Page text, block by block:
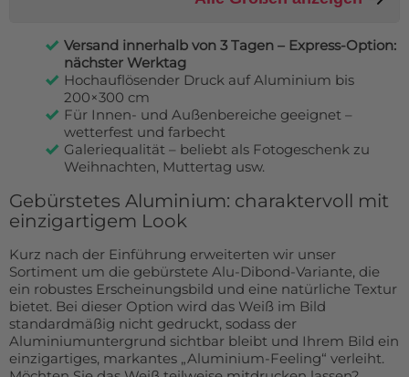
Versand innerhalb von 3 Tagen – Express-Option:
nächster Werktag
Hochauflösender Druck auf Aluminium bis
200×300 cm
Für Innen- und Außenbereiche geeignet –
wetterfest und farbecht
Galeriequalität – beliebt als Fotogeschenk zu
Weihnachten, Muttertag usw.
Gebürstetes Aluminium: charaktervoll mit
einzigartigem Look
Kurz nach der Einführung erweiterten wir unser
Sortiment um die gebürstete Alu-Dibond-Variante, die
ein robustes Erscheinungsbild und eine natürliche Textur
bietet. Bei dieser Option wird das Weiß im Bild
standardmäßig nicht gedruckt, sodass der
Aluminiumuntergrund sichtbar bleibt und Ihrem Bild ein
einzigartiges, markantes „Aluminium-Feeling“ verleiht.